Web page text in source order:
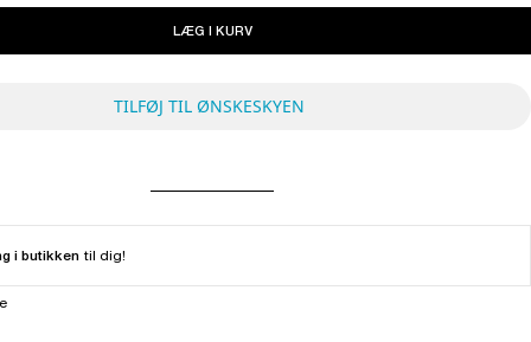
LÆG I KURV
TILFØJ TIL ØNSKESKYEN
i butikken til dig!